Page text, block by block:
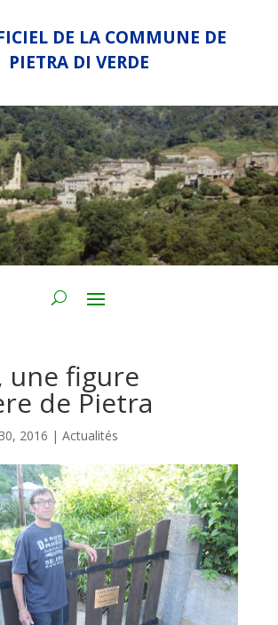
DE LA COMMUNE DE
PIETRA DI VERDE
une figure
de Pietra
2016 | Actualités